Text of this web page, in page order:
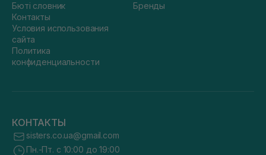
Бюті словник
Контакты
Условия использования
сайта
Политика
конфиденциальности
Бренды
КОНТАКТЫ
sisters.co.ua@gmail.com
Пн.-Пт. с 10:00 до 19:00